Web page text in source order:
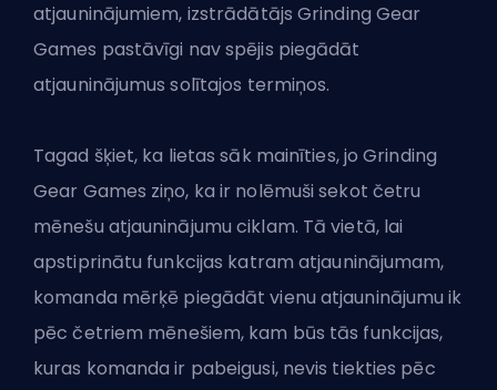
atjauninājumiem, izstrādātājs Grinding Gear
Games pastāvīgi nav spējis piegādāt
atjauninājumus solītajos termiņos.
Tagad šķiet, ka lietas sāk mainīties, jo Grinding
Gear Games ziņo, ka ir nolēmuši sekot četru
mēnešu atjauninājumu ciklam. Tā vietā, lai
apstiprinātu funkcijas katram atjauninājumam,
komanda mērķē piegādāt vienu atjauninājumu ik
pēc četriem mēnešiem, kam būs tās funkcijas,
kuras komanda ir pabeigusi, nevis tiekties pēc